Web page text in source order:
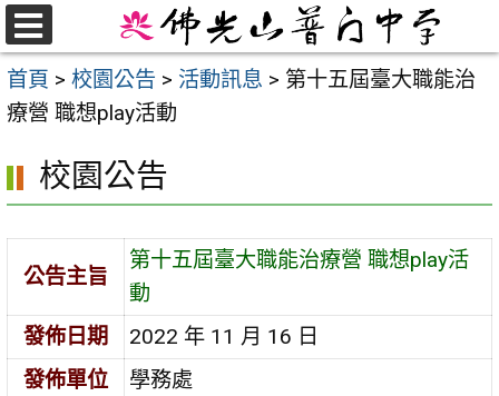
跳
至
主
要
首頁 > 校園公告 > 活動訊息 > 第十五屆臺大職能治
療營 職想play活動
校園公告
公告主旨
第十五屆臺大職能治療營 職想play活
動
發佈日期
2022 年 11 月 16 日
發佈單位
學務處
選
單